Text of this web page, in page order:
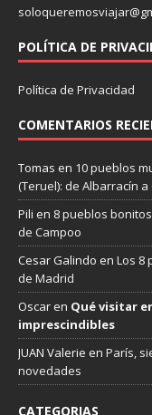
POLÍTICA DE
Política de Privacidad
COMENTARIOS
Tomas en 10 pueblos
(Teruel): de Albarracín a
Pili en 8 pueblos
de Campoo
Cesar Galindo en Los 8
de Madrid
Oscaren Qué visitar
imprescindibles
JUAN Valerie en París,
novedades
CATEGORIAS